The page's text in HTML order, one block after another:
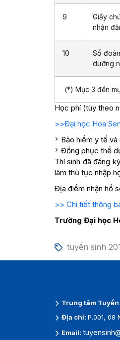
9
Giấy
nhận
10
Sổ
dưỡng
(*) Mục 3 đến
Học phí (tùy theo
>>Đại học Hoa
Bảo hiểm y tế
Đồng phục thể
Thí sinh đã đăng
làm thủ tục nhập
Địa điểm nhận hồ
>> Chi tiết thông
Trường Đại học
tuyển sinh
Trung tâm
Địa chỉ: P.001, 08
Email: